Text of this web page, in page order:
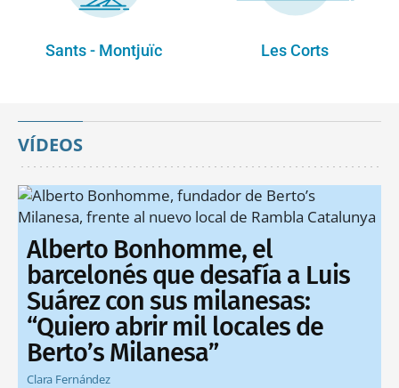
Sants - Montjuïc Les Corts
VÍDEOS
Alberto Bonhomme, el
barcelonés que desafía a Luis
Suárez con sus milanesas:
“Quiero abrir mil locales de
Berto’s Milanesa”
Clara Fernández